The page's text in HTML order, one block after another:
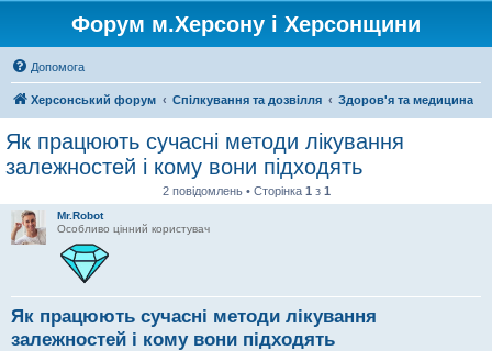
Форум м.Херсону і Херсонщини
Допомога
Херсонський форум Спілкування та дозвілля Здоров'я та медицина
Як працюють сучасні методи лікування
залежностей і кому вони підходять
2 повідомлень • Сторінка 1 з 1
Mr.Robot
Особливо цінний користувач
Як працюють сучасні методи лікування
залежностей і кому вони підходять